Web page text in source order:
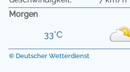
Morgen
33°C
© Deutscher Wetterdienst